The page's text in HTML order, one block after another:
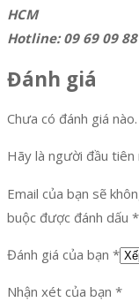
HCM
Hotline: 09 69 09
Đánh giá
Chưa có đánh giá nào.
Hãy là người đầu tiên
Email của bạn sẽ
buộc được đánh dấu *
Đánh giá của bạn *
Nhận xét của bạn *